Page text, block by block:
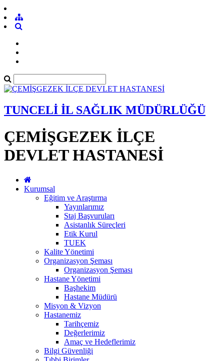
TUNCELİ İL SAĞLIK MÜDÜRLÜĞÜ
ÇEMİŞGEZEK İLÇE
DEVLET HASTANESİ
Kurumsal
Eğitim ve Araştırma
Yayınlarımız
Staj Başvuruları
Asistanlık Süreçleri
Etik Kurul
TUEK
Kalite Yönetimi
Organizasyon Şeması
Organizasyon Şeması
Hastane Yönetimi
Başhekim
Hastane Müdürü
Misyon & Vizyon
Hastanemiz
Tarihçemiz
Değerlerimiz
Amaç ve Hedeflerimiz
Bilgi Güvenliği